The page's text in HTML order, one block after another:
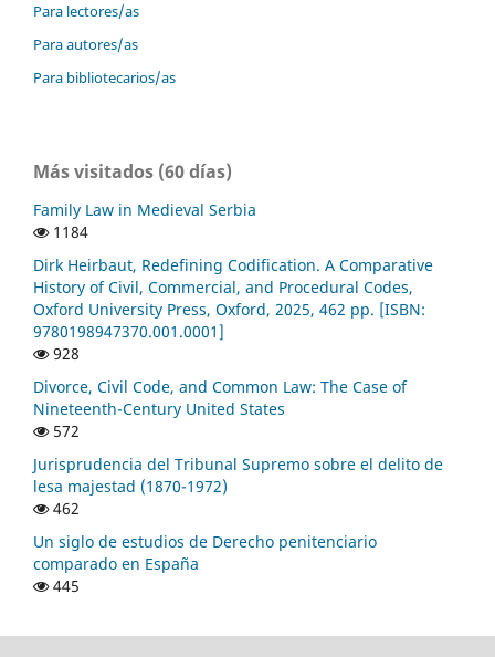
Para lectores/as
Para autores/as
Para bibliotecarios/as
Más visitados (60 días)
Family Law in Medieval Serbia
1184
Dirk Heirbaut, Redefining Codification. A Comparative
History of Civil, Commercial, and Procedural Codes,
Oxford University Press, Oxford, 2025, 462 pp. [ISBN:
9780198947370.001.0001]
928
Divorce, Civil Code, and Common Law: The Case of
Nineteenth-Century United States
572
Jurisprudencia del Tribunal Supremo sobre el delito de
lesa majestad (1870-1972)
462
Un siglo de estudios de Derecho penitenciario
comparado en España
445